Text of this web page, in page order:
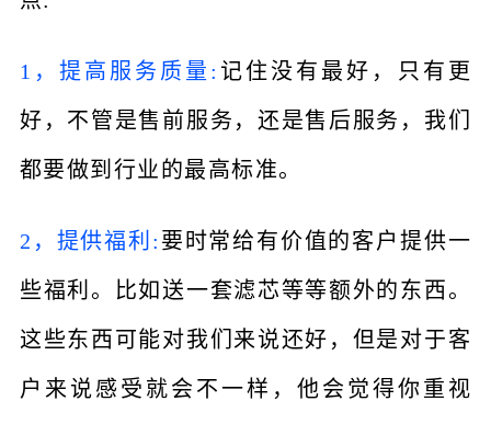
1，提高服务质量: 记住没有最好，只有更
好，不管是售前服务，还是售后服务，我们
都要做到行业的最高标准。
2，提供福利: 要时常给有价值的客户提供一
些福利。比如送一套滤芯等等额外的东西。
这些东西可能对我们来说还好，但是对于客
户来说感受就会不一样，他会觉得你重视